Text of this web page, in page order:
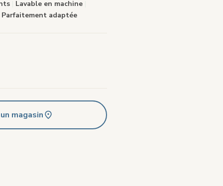
Lavable en machine
adaptée
magasin